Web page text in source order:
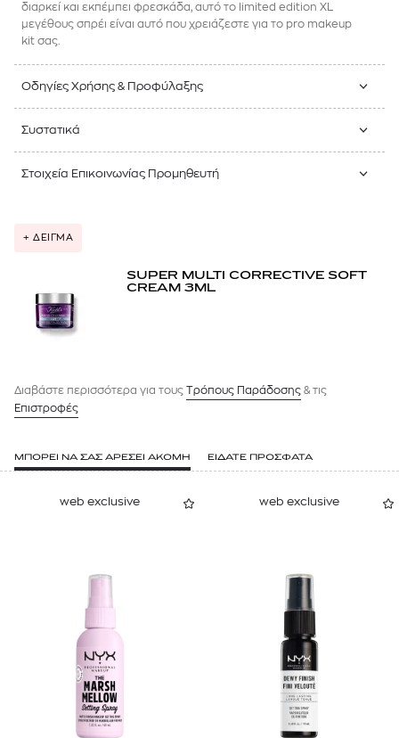
διαρκεί και εκπέμπει φρεσκάδα, αυτό το limited edition XL
μεγέθους σπρέι είναι αυτό που χρειάζεστε για το pro makeup
kit σας.
Οδηγίες Χρήσης & Προφύλαξης
Συστατικά
Στοιχεία Επικοινωνίας Προμηθευτή
+ ΔΕΙΓΜΑ
SUPER MULTI CORRECTIVE SOFT
CREAM 3ML
Διαβάστε περισσότερα για τους Tρόπους Παράδοσης & τις
Επιστροφές
ΜΠΟΡΕΙ ΝΑ ΣΑΣ ΑΡΕΣΕΙ ΑΚΟΜΗ ΕΙΔΑΤΕ ΠΡΟΣΦΑΤΑ
web exclusive web exclusive